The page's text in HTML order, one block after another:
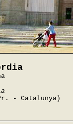
- Catalunya)